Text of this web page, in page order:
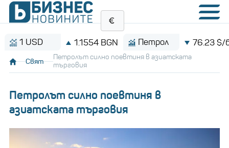
USD 1.1554 BGN Петрол 76.23 $/барел
Свят
Петролът силно поевтиня в азиатската
търговия
Петролът силно поевтиня в
азиатската търговия